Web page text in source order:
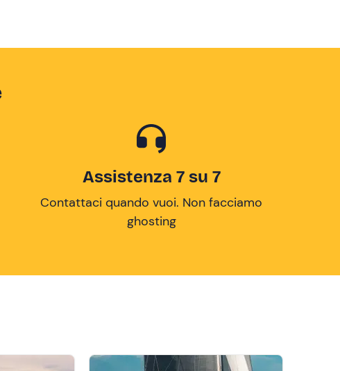
Assistenza 7 su 7
Contattaci quando vuoi. Non facciamo
ghosting